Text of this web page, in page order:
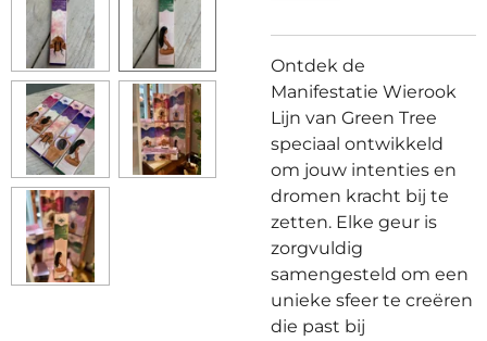
Ontdek de
Manifestatie Wierook
Lijn van Green Tree
speciaal ontwikkeld
om jouw intenties en
dromen kracht bij te
zetten. Elke geur is
zorgvuldig
samengesteld om een
unieke sfeer te creëren
die past bij